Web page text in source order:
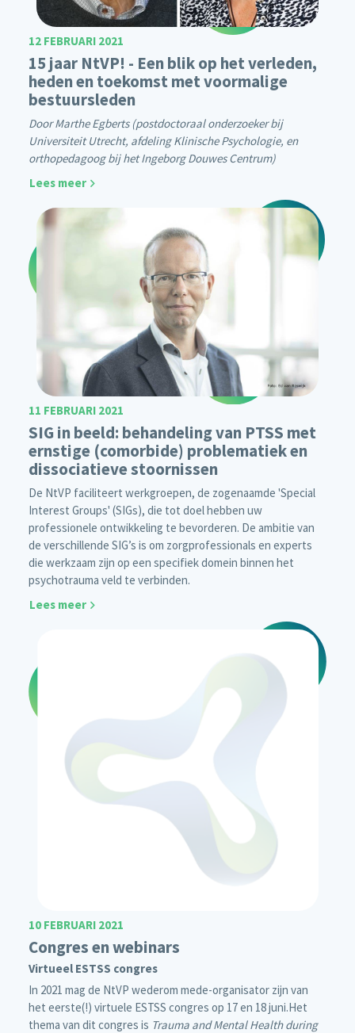
12 FEBRUARI 2021
15 jaar NtVP! - Een blik op het verleden,
heden en toekomst met voormalige
bestuursleden
Door Marthe Egberts (postdoctoraal onderzoeker bij
Universiteit Utrecht, afdeling Klinische Psychologie, en
orthopedagoog bij het Ingeborg Douwes Centrum)
Lees meer
11 FEBRUARI 2021
SIG in beeld: behandeling van PTSS met
ernstige (comorbide) problematiek en
dissociatieve stoornissen
De NtVP faciliteert werkgroepen, de zogenaamde 'Special
Interest Groups' (SIGs), die tot doel hebben uw
professionele ontwikkeling te bevorderen. De ambitie van
de verschillende SIG’s is om zorgprofessionals en experts
die werkzaam zijn op een specifiek domein binnen het
psychotrauma veld te verbinden.
Lees meer
10 FEBRUARI 2021
Congres en webinars
Virtueel ESTSS congres
In 2021 mag de NtVP wederom mede-organisator zijn van
het eerste(!) virtuele ESTSS congres op 17 en 18 juni.Het
thema van dit congres is Trauma and Mental Health during